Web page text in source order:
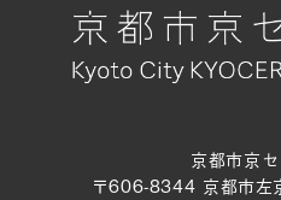
京都市京
〒606-8344 京都市左